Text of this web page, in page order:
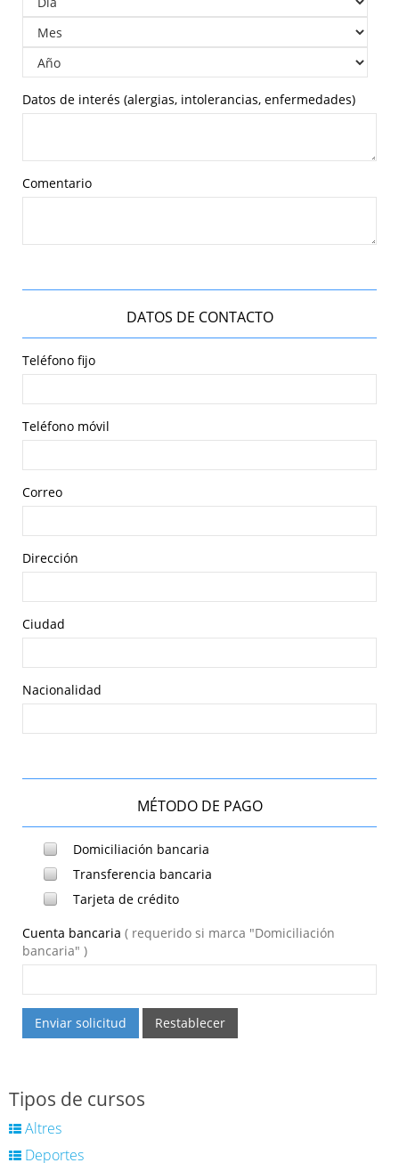
Datos de interés (alergias, intolerancias, enfermedades)
Comentario
DATOS DE CONTACTO
Teléfono fijo
Teléfono móvil
Correo
Dirección
Ciudad
Nacionalidad
MÉTODO DE PAGO
Domiciliación bancaria
Transferencia bancaria
Tarjeta de crédito
Cuenta bancaria ( requerido si marca "Domiciliación
bancaria" )
Enviar solicitud Restablecer
Tipos de cursos
Altres
Deportes